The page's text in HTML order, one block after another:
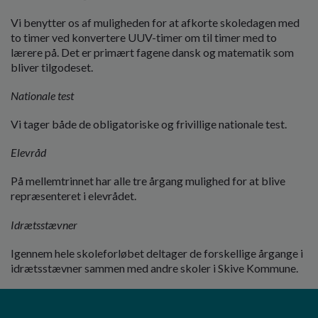
Vi benytter os af muligheden for at afkorte skoledagen med
to timer ved konvertere UUV-timer om til timer med to
lærere på. Det er primært fagene dansk og matematik som
bliver tilgodeset.
Nationale test
Vi tager både de obligatoriske og frivillige nationale test.
Elevråd
På mellemtrinnet har alle tre årgang mulighed for at blive
repræsenteret i elevrådet.
Idrætsstævner
Igennem hele skoleforløbet deltager de forskellige årgange i
idrætsstævner sammen med andre skoler i Skive Kommune.